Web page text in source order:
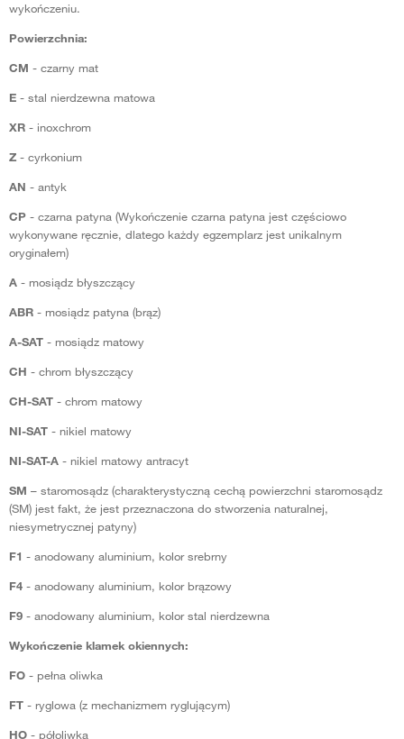
wykończeniu.
Powierzchnia:
CM - czarny mat
E - stal nierdzewna matowa
XR - inoxchrom
Z - cyrkonium
AN - antyk
CP - czarna patyna (Wykończenie czarna patyna jest częściowo
wykonywane ręcznie, dlatego każdy egzemplarz jest unikalnym
oryginałem)
A - mosiądz błyszczący
ABR - mosiądz patyna (brąz)
A-SAT - mosiądz matowy
CH - chrom błyszczący
CH-SAT - chrom matowy
NI-SAT - nikiel matowy
NI-SAT-A - nikiel matowy antracyt
SM – staromosądz (charakterystyczną cechą powierzchni staromosądz
(SM) jest fakt, że jest przeznaczona do stworzenia naturalnej,
niesymetrycznej patyny)
F1 - anodowany aluminium, kolor srebrny
F4 - anodowany aluminium, kolor brązowy
F9 - anodowany aluminium, kolor stal nierdzewna
Wykończenie klamek okiennych:
FO - pełna oliwka
FT - ryglowa (z mechanizmem ryglującym)
HO - półoliwka